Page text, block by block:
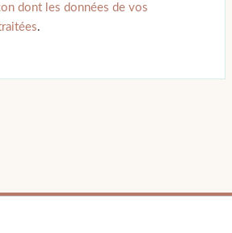
dont les données de vos
.